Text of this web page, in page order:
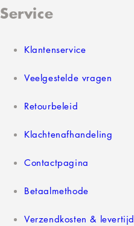
Service
Klantenservice
Veelgestelde vragen
Retourbeleid
Klachtenafhandeling
Contactpagina
Betaalmethode
Verzendkosten & levertijd